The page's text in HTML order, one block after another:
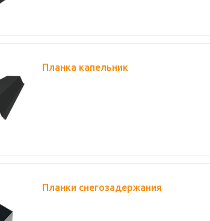
Планка капельник
Планки снегозадержания